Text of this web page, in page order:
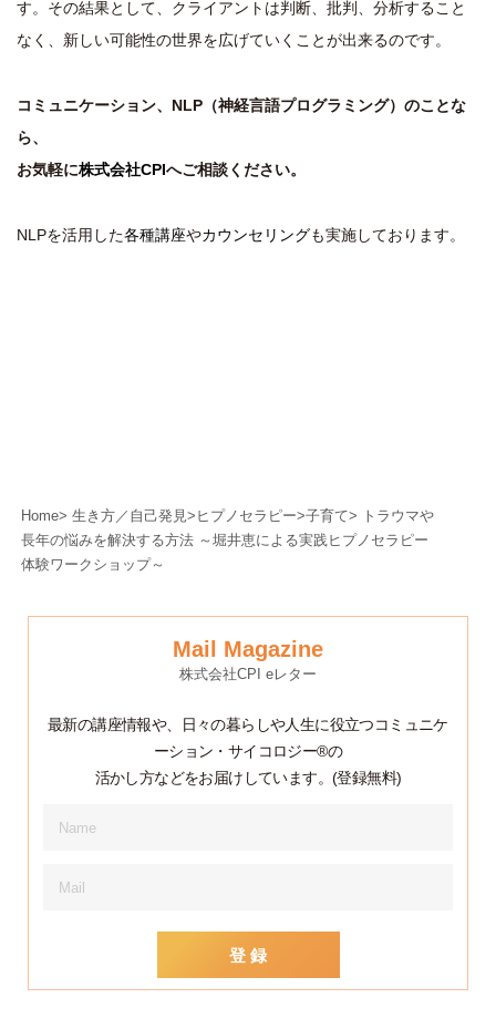
す。その結果として、クライアントは判断、批判、分析すること
なく、新しい可能性の世界を広げていくことが出来るのです。
コミュニケーション、NLP（神経言語プログラミング）のことな
ら、
お気軽に株式会社CPIへご相談ください。
NLPを活用した各種講座やカウンセリングも実施しております。
Home> 生き方／自己発見 > ヒプノセラピー>子育て>
トラウマや
長年の悩みを解決する方法 ～堀井恵による実践ヒプノセラピー
体験ワークショップ～
Mail Magazine
株式会社CPI eレター
最新の講座情報や、日々の暮らしや人生に役立つコミュニケ
ーション・サイコロジー®の
活かし方などをお届けしています。(登録無料)
登 録